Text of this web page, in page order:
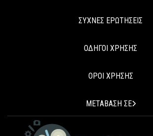
ΣΥΧΝΕΣ ΕΡΩΤΗΣΕΙΣ
ΟΔΗΓΟΙ ΧΡΗΣΗΣ
ΟΡΟΙ ΧΡΗΣΗΣ
ΜΕΤΑΒΑΣΗ ΣΕ